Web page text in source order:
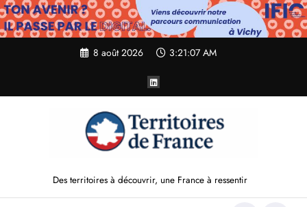
Aller
au
contenu
8 août 2026 3:21:09 AM
Des territoires à découvrir, une France à ressentir